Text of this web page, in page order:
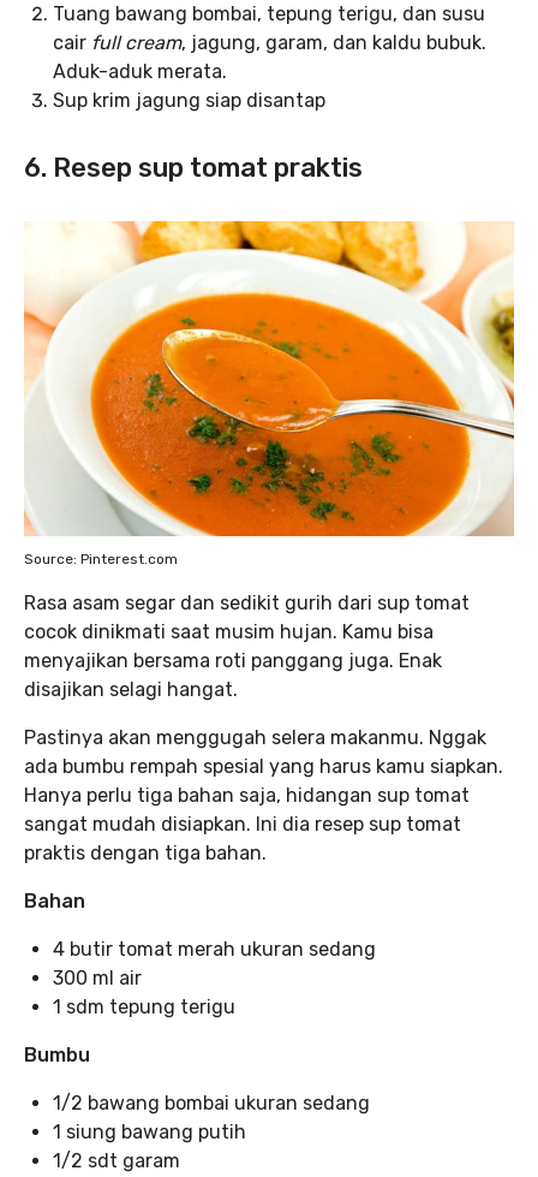
Tuang bawang bombai, tepung terigu, dan susu
cair full cream, jagung, garam, dan kaldu bubuk.
Aduk-aduk merata.
Sup krim jagung siap disantap
6. Resep sup tomat praktis
Source: Pinterest.com
Rasa asam segar dan sedikit gurih dari sup tomat
cocok dinikmati saat musim hujan. Kamu bisa
menyajikan bersama roti panggang juga. Enak
disajikan selagi hangat.
Pastinya akan menggugah selera makanmu. Nggak
ada bumbu rempah spesial yang harus kamu siapkan.
Hanya perlu tiga bahan saja, hidangan sup tomat
sangat mudah disiapkan. Ini dia resep sup tomat
praktis dengan tiga bahan.
Bahan
4 butir tomat merah ukuran sedang
300 ml air
1 sdm tepung terigu
Bumbu
1/2 bawang bombai ukuran sedang
1 siung bawang putih
1/2 sdt garam